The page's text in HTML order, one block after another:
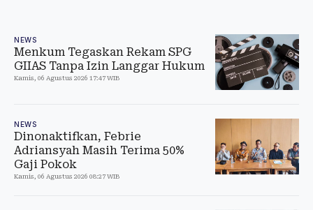
NEWS
Menkum Tegaskan Rekam SPG
GIIAS Tanpa Izin Langgar Hukum
Kamis, 06 Agustus 2026 17:47 WIB
NEWS
Dinonaktifkan, Febrie
Adriansyah Masih Terima 50%
Gaji Pokok
Kamis, 06 Agustus 2026 08:27 WIB